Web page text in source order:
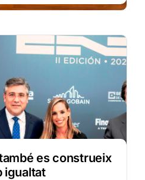
es construeix
igualtat